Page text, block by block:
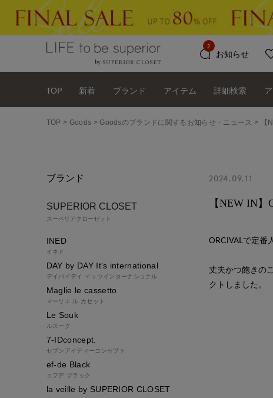
お知らせ
2
TOP 新着 ブランド アイテム 詳細検索
TOP Goods Goodsのブランドに関するお知らせ・ニュース 【
2024.09.11
【NEW IN
ORCIVALで定番
丈夫かつ飽きの
クトしました。
ブランド
SUPERIOR CLOSET
スーペリアクローゼット
INED
イネド
DAY by DAY It's international
デイバイデイ イッツインターナショナル
Maglie le cassetto
マーリエ ル カセット
Le Souk
ルスーク
7-IDconcept.
セブンアイディーコンセプト
ef-de Black
エフデ ブラック
la veille by SUPERIOR CLOSET